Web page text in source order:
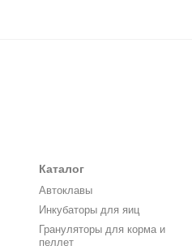
Каталог
Автоклавы
Инкубаторы для яиц
Грануляторы для корма и
пеллет